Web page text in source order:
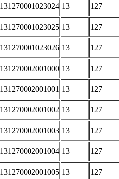
131270001023024 13 127
131270001023025 13 127
131270001023026 13 127
131270002001000 13 127
131270002001001 13 127
131270002001002 13 127
131270002001003 13 127
131270002001004 13 127
131270002001005 13 127